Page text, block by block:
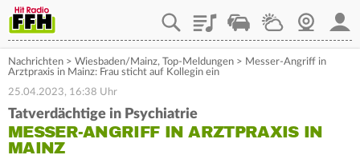
PlaylistStaupilotWetterWebcam
Nachrichten > Wiesbaden/Mainz, Top-Meldungen > Messer-Angriff in
Arztpraxis in Mainz: Frau sticht auf Kollegin ein
25.04.2023, 16:38 Uhr
Tatverdächtige in Psychiatrie
MESSER-ANGRIFF IN ARZTPRAXIS IN
MAINZ